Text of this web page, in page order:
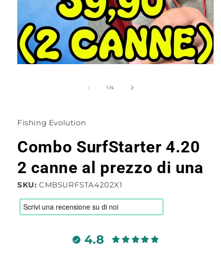
1/su
4
Fishing Evolution
Combo SurfStarter 4.20
2 canne al prezzo di una
SKU: CMBSURFSTA4202X1
4.8